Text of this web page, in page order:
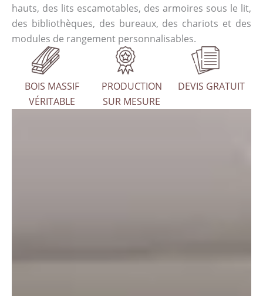
hauts, des lits escamotables, des armoires sous le lit,
des bibliothèques, des bureaux, des chariots et des
modules de rangement personnalisables.
BOIS MASSIF
VÉRITABLE
PRODUCTION
SUR MESURE
DEVIS GRATUIT